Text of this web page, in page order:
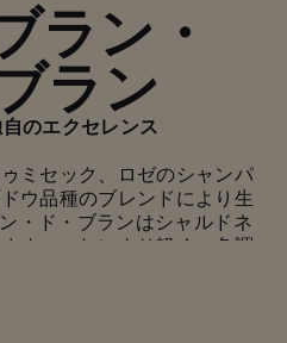
ラン・
ラン
のエクセレンス
ミセック、ロゼのシャンパ
ウ品種のブレンドにより生
・ド・ブランはシャルドネ
す。これにより軽く、色調